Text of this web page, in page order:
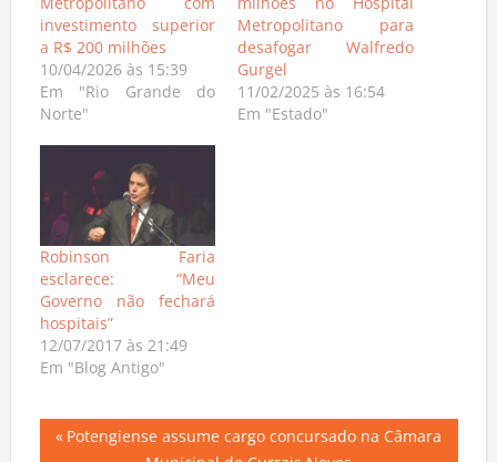
Metropolitano com
investimento superior
a R$ 200 milhões
10/04/2026 às 15:39
Em "Rio Grande do
Norte"
milhões no Hospital
Metropolitano para
desafogar Walfredo
Gurgel
11/02/2025 às 16:54
Em "Estado"
Robinson Faria
esclarece: “Meu
Governo não fechará
hospitais”
12/07/2017 às 21:49
Em "Blog Antigo"
Navegação
Previous
Potengiense assume cargo concursado na Câmara